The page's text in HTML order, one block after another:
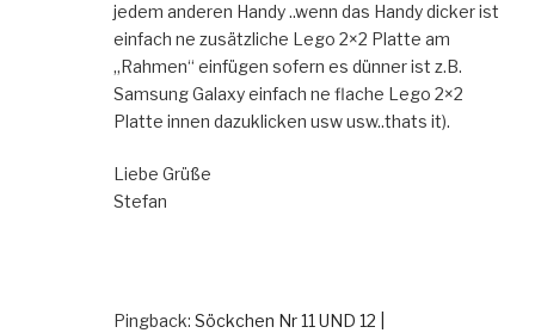
jedem anderen Handy ..wenn das Handy dicker ist
einfach ne zusätzliche Lego 2×2 Platte am
„Rahmen“ einfügen sofern es dünner ist z.B.
Samsung Galaxy einfach ne flache Lego 2×2
Platte innen dazuklicken usw usw..thats it).
Liebe Grüße
Stefan
Pingback: Söckchen Nr 11 UND 12 |